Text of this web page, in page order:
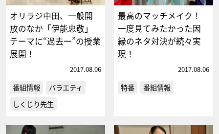
オリラジ中田、一般開
放のなか「伊能忠敬」
テーマに“過去一”の授業
展開！
2017.08.06
番組情報
バラエティ
しくじり先生
最高のマッチメイク！
一度見てみたかった因
縁のネタ対決が続々実
現！
2017.08.06
特番 番組情報